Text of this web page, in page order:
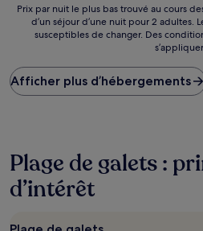
Prix
plus
bas
trouvé
24 dernières
heures
sur
la
d’un
Prix par nuit le plus bas trouvé au cours
d’un séjour d’une nuit pour 2 adultes.
susceptibles de changer. Des
Afficher plus d’hébergements
Plage de galets :
d’intérêt